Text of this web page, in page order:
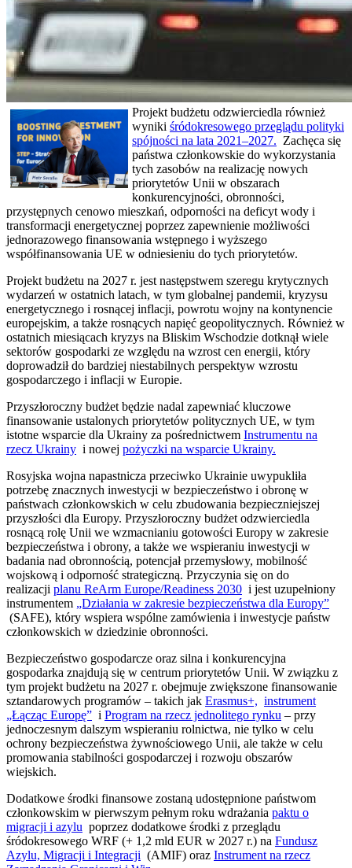
Projekt budżetu odzwierciedla również
wyniki śródokresowego przeglądu polityki
spójności na lata 2021–2027. Zachęca się
państwa członkowskie do wykorzystania
tych zasobów na realizację nowych
priorytetów Unii w obszarach
konkurencyjności, obronności,
przystępnych cenowo mieszkań, odporności na deficyt wody i
transformacji energetycznej poprzez zapewnienie możliwości
jednorazowego finansowania wstępnego i wyższego
współfinansowania UE w odniesieniu do tych priorytetów.
Projekt budżetu na 2027 r. jest następstwem szeregu krytycznych
wydarzeń w ostatnich latach, w tym globalnej pandemii, kryzysu
energetycznego i rosnącej inflacji, powrotu wojny na kontynencie
europejskim, a także rosnących napięć geopolitycznych. Również w
ostatnich miesiącach kryzys na Bliskim Wschodzie dotknął wiele
sektorów gospodarki ze względu na wzrost cen energii, który
doprowadził do bardziej niestabilnych perspektyw wzrostu
gospodarczego i inflacji w Europie.
Przyszłoroczny budżet będzie nadal zapewniać kluczowe
finansowanie ustalonych priorytetów politycznych UE, w tym
istotne wsparcie dla Ukrainy za pośrednictwem Instrumentu na
rzecz Ukrainy i nowej pożyczki na wsparcie Ukrainy.
Rosyjska wojna napastnicza przeciwko Ukrainie uwypukliła
potrzebę znacznych inwestycji w bezpieczeństwo i obronę w
państwach członkowskich w celu zbudowania bezpieczniejszej
przyszłości dla Europy. Przyszłoroczny budżet odzwierciedla
rosnącą rolę Unii we wzmacnianiu gotowości Europy w zakresie
bezpieczeństwa i obrony, a także we wspieraniu inwestycji w
badania nad obronnością, potencjał przemysłowy, mobilność
wojskową i odporność strategiczną. Przyczynia się on do
realizacji planu ReArm Europe/Readiness 2030 i jest uzupełniony
instrumentem „Działania w zakresie bezpieczeństwa dla Europy”
(SAFE), który wspiera wspólne zamówienia i inwestycje państw
członkowskich w dziedzinie obronności.
Bezpieczeństwo gospodarcze oraz silna i konkurencyjna
gospodarka znajdują się w centrum priorytetów Unii. W związku z
tym projekt budżetu na 2027 r. obejmuje zwiększone finansowanie
sztandarowych programów – takich jak Erasmus+, instrument
„Łącząc Europę” i Program na rzecz jednolitego rynku – przy
jednoczesnym dalszym wspieraniu rolnictwa, nie tylko w celu
ochrony bezpieczeństwa żywnościowego Unii, ale także w celu
promowania stabilności gospodarczej i rozwoju obszarów
wiejskich.
Dodatkowe środki finansowe zostaną udostępnione państwom
członkowskim w pierwszym pełnym roku wdrażania paktu o
migracji i azylu poprzez dodatkowe środki z przeglądu
śródokresowego WRF (+ 1,2 mld EUR w 2027 r.) na Fundusz
Azylu, Migracji i Integracji (AMIF) oraz Instrument na rzecz